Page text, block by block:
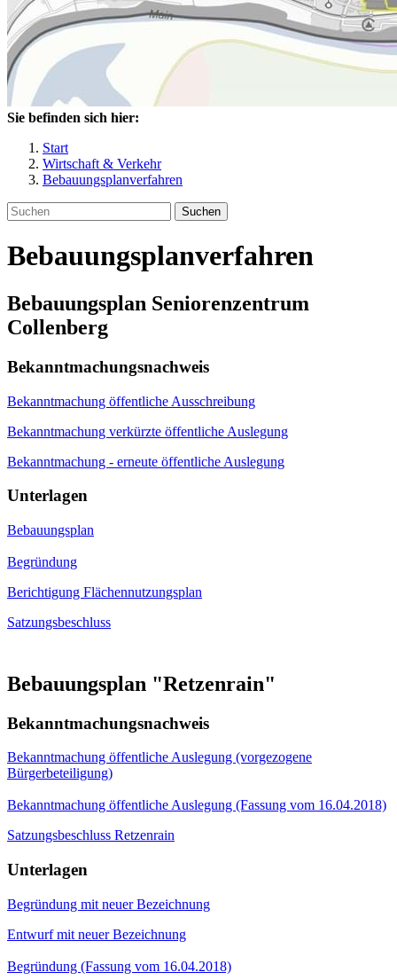
Sie befinden sich hier:
Start
Wirtschaft & Verkehr
Bebauungsplanverfahren
Suchen
Bebauungsplanverfahren
Bebauungsplan Seniorenzentrum
Collenberg
Bekanntmachungsnachweis
Bekanntmachung öffentliche Ausschreibung
Bekanntmachung verkürzte öffentliche Auslegung
Bekanntmachung - erneute öffentliche Auslegung
Unterlagen
Bebauungsplan
Begründung
Berichtigung Flächennutzungsplan
Satzungsbeschluss
Bebauungsplan "Retzenrain"
Bekanntmachungsnachweis
Bekanntmachung öffentliche Auslegung (vorgezogene
Bürgerbeteiligung)
Bekanntmachung öffentliche Auslegung (Fassung vom 16.04.2018)
Satzungsbeschluss Retzenrain
Unterlagen
Begründung mit neuer Bezeichnung
Entwurf mit neuer Bezeichnung
Begründung (Fassung vom 16.04.2018)